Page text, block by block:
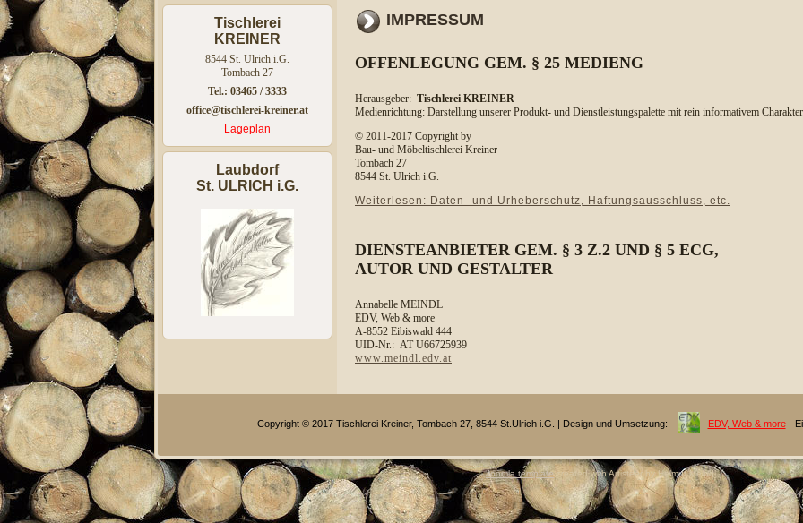
Tischlerei
KREINER
8544 St. Ulrich i.G.
Tombach 27
Tel.: 03465 / 3333
office@tischlerei-kreiner.at
Lageplan
Laubdorf
St. ULRICH i.G.
IMPRESSUM
OFFENLEGUNG GEM. § 25 MEDIENG
Herausgeber: Tischlerei KREINER
Medienrichtung: Darstellung unserer Produkt- und Dienstleistungspalette mit rein informativem
© 2011-2017 Copyright by
Bau- und Möbeltischlerei Kreiner
Tombach 27
8544 St. Ulrich i.G.
Weiterlesen: Daten- und Urheberschutz, Haftungsausschluss, etc.
DIENSTEANBIETER GEM. § 3 Z.2 UND § 5 ECG,
AUTOR UND GESTALTER
Annabelle MEINDL
EDV, Web & more
A-8552 Eibiswald 444
UID-Nr.: AT U66725939
www.meindl.edv.at
Copyright © 2017 Tischlerei Kreiner, Tombach 27, 8544 St.Ulrich i.G. | Design und Umsetzung: EDV, Web & more-
Joomla templatecreated with Artisteer by Helmut Meindl.